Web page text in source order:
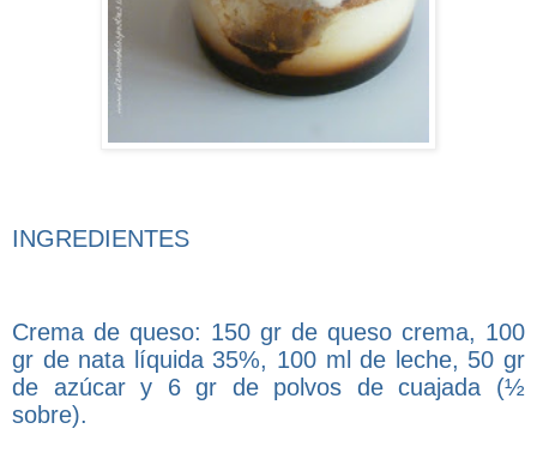
INGREDIENTES
Crema de queso: 150 gr de queso crema, 100
gr de nata líquida 35%, 100 ml de leche, 50 gr
de azúcar y 6 gr de polvos de cuajada (½
sobre).